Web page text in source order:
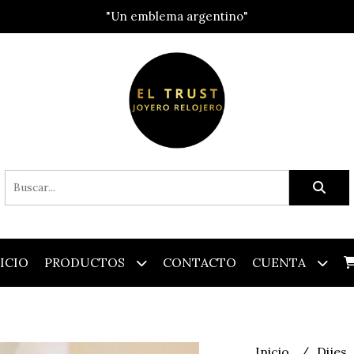
"Un emblema argentino"
PRODUCTOS CONTACTO CUENTA